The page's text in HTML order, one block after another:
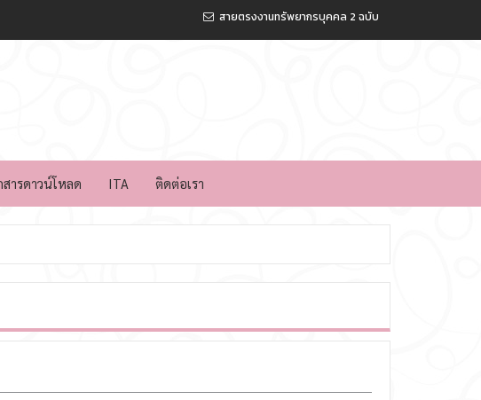
สายตรงงานทรัพยากรบุคคล 2 ฉบับ
สารดาวน์โหลด ITA ติดต่อเรา